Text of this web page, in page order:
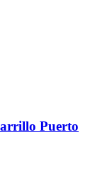
Puerto